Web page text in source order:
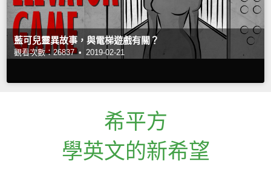
藍可兒靈異故事，與電梯遊戲有關？
觀看次數：26837 • 2019-02-21
希平方
學英文的新希望